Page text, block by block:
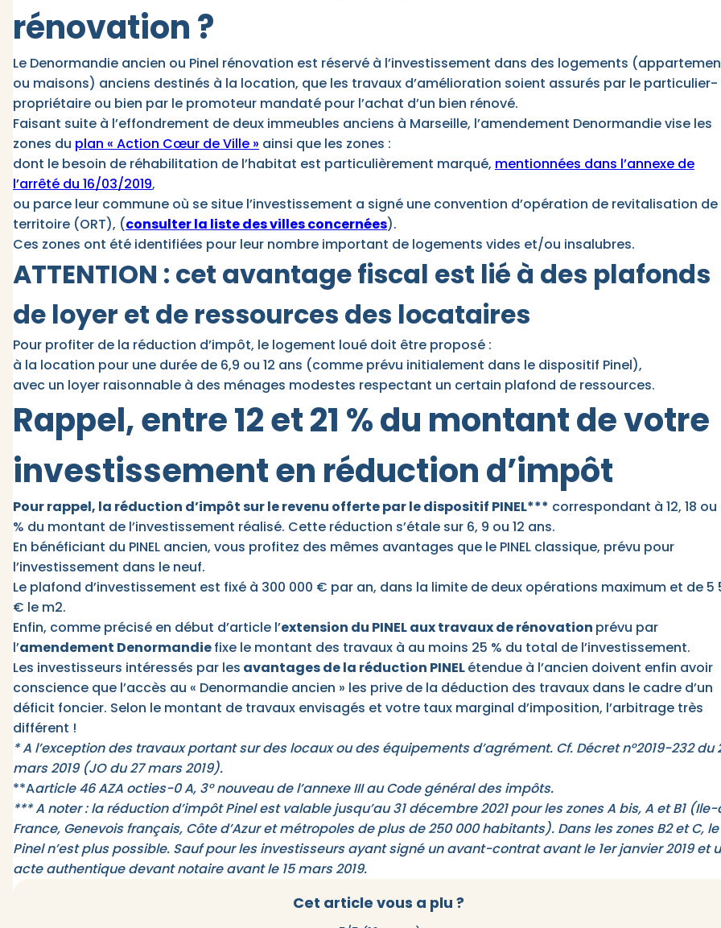
rénovation ?
Le Denormandie ancien ou Pinel rénovation est réservé à l’investissement dans des logements
ou maisons) anciens destinés à la location, que les travaux d’amélioration soient assurés par le particulier-
propriétaire ou bien par le promoteur mandaté pour l’achat d’un bien rénové.
Faisant suite à l’effondrement de deux immeubles anciens à Marseille, l’amendement Denormandie vise les
zones du plan « Action Cœur de Ville » ainsi que les zones :
dont le besoin de réhabilitation de l’habitat est particulièrement marqué, mentionnées dans l’annexe de
l’arrêté du 16/03/2019,
ou parce leur commune où se situe l’investissement a signé une convention d’opération de revitalisation de
territoire (ORT), (consulter la liste des villes concernées).
Ces zones ont été identifiées pour leur nombre important de logements vides et/ou insalubres.
ATTENTION : cet avantage fiscal est lié à des plafonds
de loyer et de ressources des locataires
Pour profiter de la réduction d’impôt, le logement loué doit être proposé :
à la location pour une durée de 6,9 ou 12 ans (comme prévu initialement dans le dispositif Pinel),
avec un loyer raisonnable à des ménages modestes respectant un certain plafond de ressources.
Rappel, entre 12 et 21 % du montant de votre
investissement en réduction d’impôt
Pour rappel, la réduction d’impôt sur le revenu offerte par le dispositif PINEL*** correspondant à 12, 18 ou
% du montant de l’investissement réalisé. Cette réduction s’étale sur 6, 9 ou 12 ans.
En bénéficiant du PINEL ancien, vous profitez des mêmes avantages que le PINEL classique, prévu pour
l’investissement dans le neuf.
Le plafond d’investissement est fixé à 300 000 € par an, dans la limite de deux opérations maximum et de 5
€ le m2.
Enfin, comme précisé en début d’article l’extension du PINEL aux travaux de rénovation prévu par
l’amendement Denormandiefixe le montant des travaux à au moins 25 % du total de l’investissement.
Les investisseurs intéressés par les avantages de la réduction PINELétendue à l’ancien doivent enfin avoir
conscience que l’accès au « Denormandie ancien » les prive de la déduction des travaux dans le cadre d’un
déficit foncier. Selon le montant de travaux envisagés et votre taux marginal d’imposition, l’arbitrage très
différent !
* A l’exception des travaux portant sur des locaux ou des équipements d’agrément. Cf. Décret n°2019-232 du
mars 2019 (JO du 27 mars 2019).
**Aarticle 46 AZA octies-0 A, 3° nouveau del’annexe III au Code général des impôts.
*** A noter : la réduction d’impôt Pinel est valable jusqu’au 31 décembre 2021 pour les zones A bis, A et B1
France, Genevois français, Côte d’Azur et métropoles de plus de 250 000 habitants). Dans les zones B2 et C, le
Pinel n’est plus possible. Sauf pour les investisseurs ayant signé un avant-contrat avant le 1er janvier 2019 et
acte authentique devant notaire avant le 15 mars 2019.
Cet article vous a plu ?